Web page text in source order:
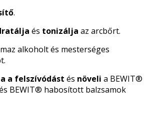
.
és tonizálja az arcbőrt.
alkoholt és mesterséges
a felszívódást és növeli a BEWIT®
BEWIT® habosított balzsamok